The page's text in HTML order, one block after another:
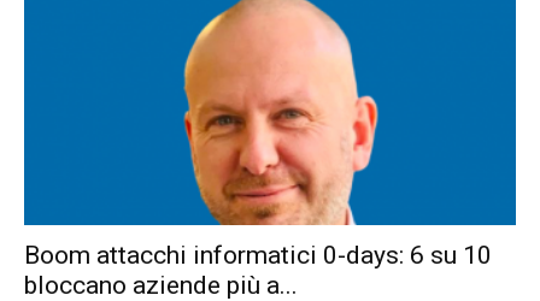
Boom attacchi informatici 0-days: 6 su 10
bloccano aziende più a...